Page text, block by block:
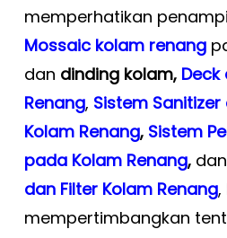
memperhatikan
Mossaic kolam renang
dan dinding kolam, Deck
Renang, Sistem
Kolam Renang, Sistem
pada Kolam Renang, dan
dan Filter Kolam Renang,
mempertimbangkan